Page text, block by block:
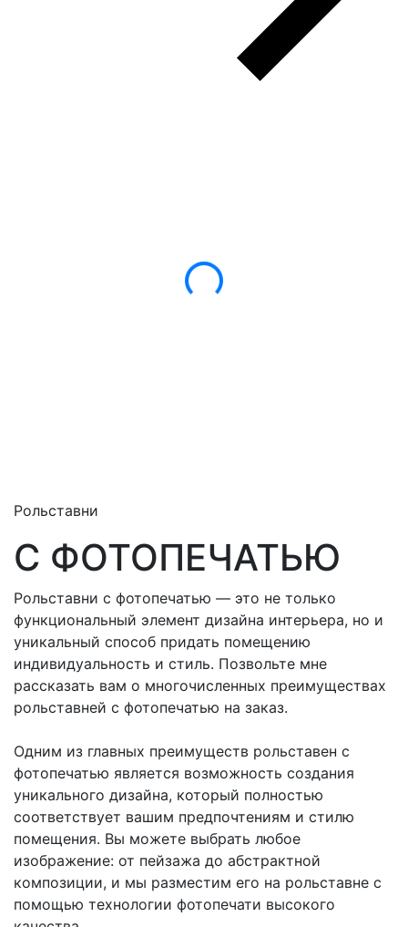
Рольставни
С ФОТОПЕЧАТЬЮ
Рольставни с фотопечатью — это не только
функциональный элемент дизайна интерьера, но и
уникальный способ придать помещению
индивидуальность и стиль. Позвольте мне
рассказать вам о многочисленных преимуществах
рольставней с фотопечатью на заказ.
Одним из главных преимуществ рольставен с
фотопечатью является возможность создания
уникального дизайна, который полностью
соответствует вашим предпочтениям и стилю
помещения. Вы можете выбрать любое
изображение: от пейзажа до абстрактной
композиции, и мы разместим его на рольставне с
помощью технологии фотопечати высокого